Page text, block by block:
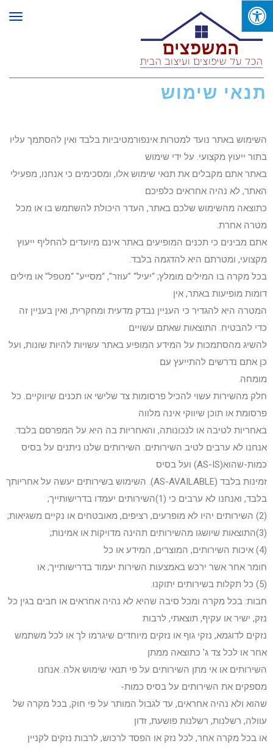
תנאי שימוש
השימוש באתר נועד למטרות אינפורמטיביות בלבד ואין להסתמך עליו
בתור ייעוץ מקצועי. על ידי שימוש
באתר אתם מקבלים את תנאי שימוש אלו, ומסכימים כי אנחנו, מפעילי
האתר, לא נהיה אחראים כלפיכם
כתוצאה מהשימוש שלכם באתר, העדר היכולת להשתמש בו או מכל
מטרה אחרת.
אתם מבינים כי תכנים המופיעים באתר אינם מיועדים להחליף ייעוץ
מקצועי, ומטרתם היא להדגמה בלבד.
בכל מקרה בו המילים מומלץ; “יעיל“ "עוזר", “מסייע" “מטפל" או מילים
דומות מופיעות באתר, אין
המטרה היא להגדיר כי העניין נבדק מדעית ומחקרית, ואין בעניין זה
כדי להבטיח. התוצאות שאתם עשויים
להשיג מהסתמכות על המידע המופיע באתר עשויות להיות שונות, ועל
כן אתם נדרשים להתייעץ עם
מומחה.
חלק מהשירות עשוי להכיל פרסומות צד שלישי או תכנים שיווקיים. כל
פרסומת או תוכן שיווקי אינה מלווה
באחריות לטיבה או לנכונותה, והאחריות בה היא על המפרסם בלבד.
אנחנו לא ערבים לטיב השירותים. השירותים שלנו ניתנים על בסיס
כמות-שהוא(AS-IS) ועל בסיס
זמינות בלבד (AS-AVAILABLE). השימוש בשירותים יעשה על אחריותך
בלבד, ואנחנו לא ערבים כי (1)השירותים יעמדו בדרישותייך;
(2) השירותים יהיו לא מופרעים, רציפים, מאובטחים או נקיים משגיאות;
(3)התוצאות שיושגו מהשירותים תהינה מדויקות או אמינות;
(4) איכות השירותים, המוצרים, המידע או כל
חומר אחר אשר ירכש באמצעות השירות יעמוד בדרישותייך; או
(5) כל תקלות בשירותים יתוקנו.
חבות: בכל מקרה ומכל סיבה שהיא לא נהיה אחראים או חבים בגין כל
נזק, ישיר או עקיף, תוצאתי, לרבות
נזקים לדוגמא, נזקי גוף או נזקים מיוחדים שיגרמו לך או לכל משתמש
אחר או לכל צד ג' כתוצאה ממתן
השירותים או אי מתן השירותים על פי תנאי שימוש אלה. אנחנו
מספקים את השירותים על בסיס כמות-
שהוא ולא נהיה אחראים, עד לגבול המותר על פי חוק, בכל מקרה של
עוולה, רשלנות, רשלנות פושעת, זדון
או בכל מקרה אחר, לכל נזק או הפסד לרכוש, לרבות נזקים לקניין